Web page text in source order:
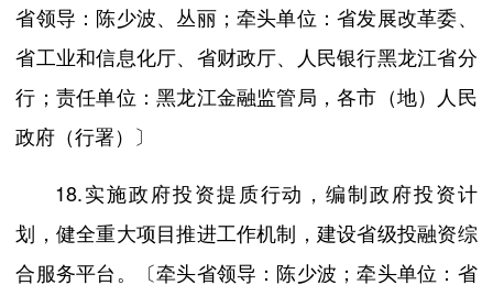
省领导：陈少波、丛丽；牵头单位：省发展改革委、
省工业和信息化厅、省财政厅、人民银行黑龙江省分
行；责任单位：黑龙江金融监管局，各市（地）人民
政府（行署）〕
18.实施政府投资提质行动，编制政府投资计
划，健全重大项目推进工作机制，建设省级投融资综
合服务平台。〔牵头省领导：陈少波；牵头单位：省